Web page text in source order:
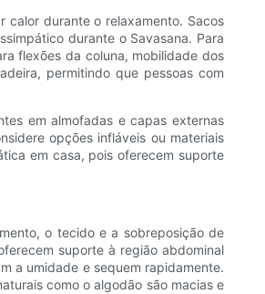
calor durante o relaxamento. Sacos
durante o Savasana. Para
flexões da coluna, mobilidade dos
permitindo que pessoas com
em almofadas e capas externas
opções infláveis ​​ou materiais
em casa, pois oferecem suporte
o tecido e a sobreposição de
suporte à região abdominal
a umidade e sequem rapidamente.
como o algodão são macias e